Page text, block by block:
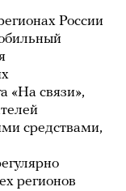
России
«На связи»,
средствами,
регионов